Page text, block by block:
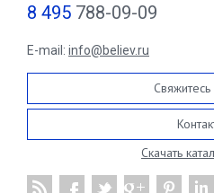
8 495 788-09-09
E-mail: info@believ.ru
Скачать